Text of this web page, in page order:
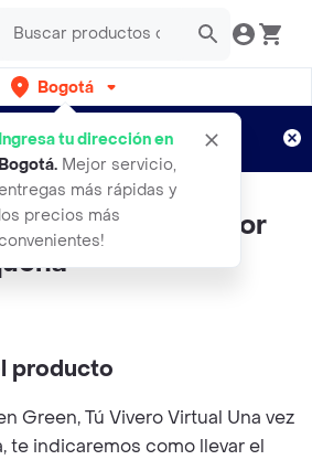
Bogotá
Ingresa tu dirección en
Bogotá. Mejor servicio,
más rápidas y
los precios más
gratis por semanas
Aplican TyC
Orgánicas De Flor
producto
Green, Tú Vivero Virtual Una vez
te indicaremos como llevar el